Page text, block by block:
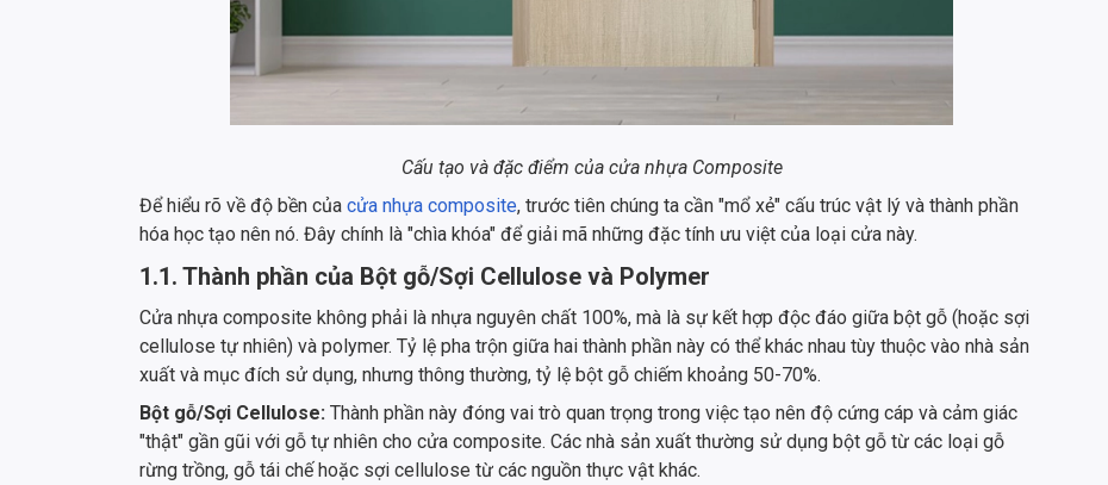
Cấu tạo và đặc điểm của cửa nhựa Composite
Để hiểu rõ về độ bền của cửa nhựa composite, trước tiên chúng ta cần "mổ xẻ" cấu trúc vật lý và thành phần
hóa học tạo nên nó. Đây chính là "chìa khóa" để giải mã những đặc tính ưu việt của loại cửa này.
1.1. Thành phần của Bột gỗ/Sợi Cellulose và Polymer
Cửa nhựa composite không phải là nhựa nguyên chất 100%, mà là sự kết hợp độc đáo giữa bột gỗ (hoặc sợi
cellulose tự nhiên) và polymer. Tỷ lệ pha trộn giữa hai thành phần này có thể khác nhau tùy thuộc vào nhà sản
xuất và mục đích sử dụng, nhưng thông thường, tỷ lệ bột gỗ chiếm khoảng 50-70%.
Bột gỗ/Sợi Cellulose: Thành phần này đóng vai trò quan trọng trong việc tạo nên độ cứng cáp và cảm giác
"thật" gần gũi với gỗ tự nhiên cho cửa composite. Các nhà sản xuất thường sử dụng bột gỗ từ các loại gỗ
rừng trồng, gỗ tái chế hoặc sợi cellulose từ các nguồn thực vật khác.